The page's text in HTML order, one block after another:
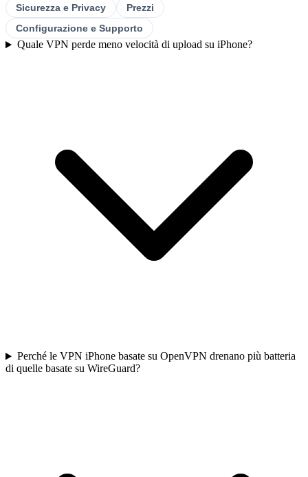
Sicurezza e Privacy
Prezzi
Configurazione e Supporto
Quale VPN perde meno velocità di upload su iPhone?
Perché le VPN iPhone basate su OpenVPN drenano più batteria
di quelle basate su WireGuard?